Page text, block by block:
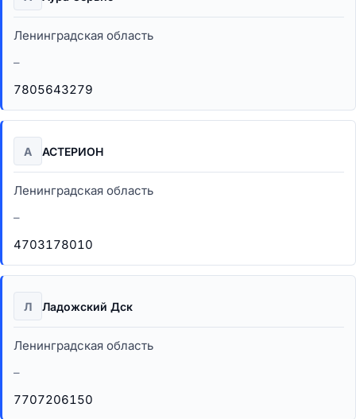
Ленинградская область
–
7805643279
А АСТЕРИОН
Ленинградская область
–
4703178010
Л Ладожский Дск
Ленинградская область
–
7707206150